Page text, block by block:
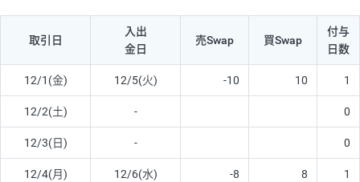
取引日
入出
金日
売Swap 買Swap
付与
日数
12/1(金) 12/5(火) -10 10 1
12/2(土) - 0
12/3(日) - 0
12/4(月) 12/6(水) -8 8 1